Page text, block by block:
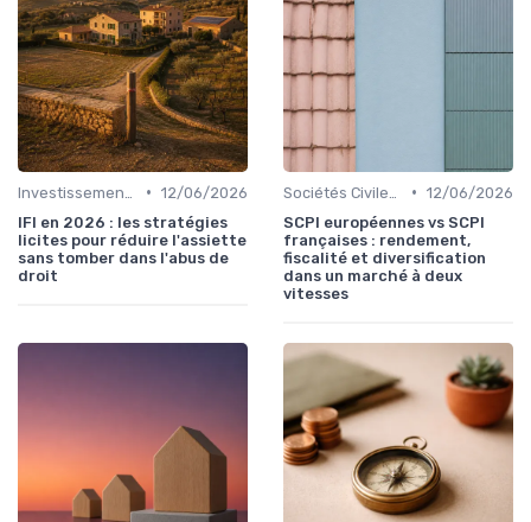
• 12/06/2026
IFI en 2026 : les stratégies
licites pour réduire l'assiette
sans tomber dans l'abus de
droit
• 12/06/2026
SCPI européennes vs SCPI
françaises : rendement,
fiscalité et diversification
dans un marché à deux
vitesses